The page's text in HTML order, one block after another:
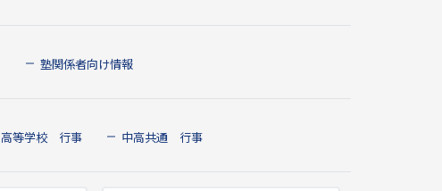
塾関係者向け情報
高等学校 行事 中高共通 行事